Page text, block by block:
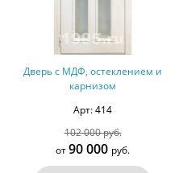
Дверь с МДФ, остеклением и
карнизом
Арт: 414
102 000 руб.
от90 000 руб.